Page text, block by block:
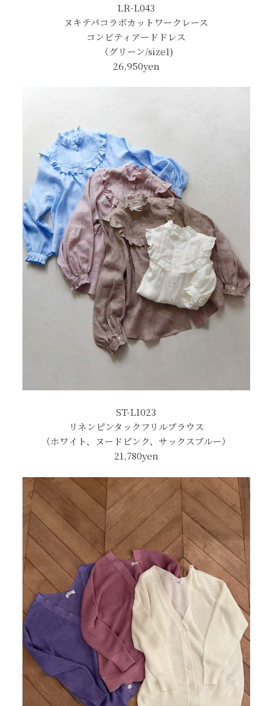
LR-L043
ヌキテパコラボカットワークレース
コンビティアードドレス
（グリーン/size1)
26,950yen
ST-L1023
リネンピンタックフリルブラウス
（ホワイト、ヌードピンク、サックスブルー）
21,780yen